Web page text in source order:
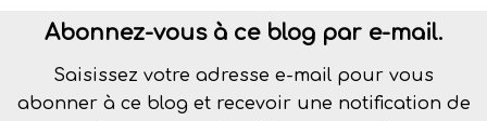
Abonnez-vous à ce blog par e-mail.
Saisissez votre adresse e-mail pour vous
abonner à ce blog et recevoir une notification de